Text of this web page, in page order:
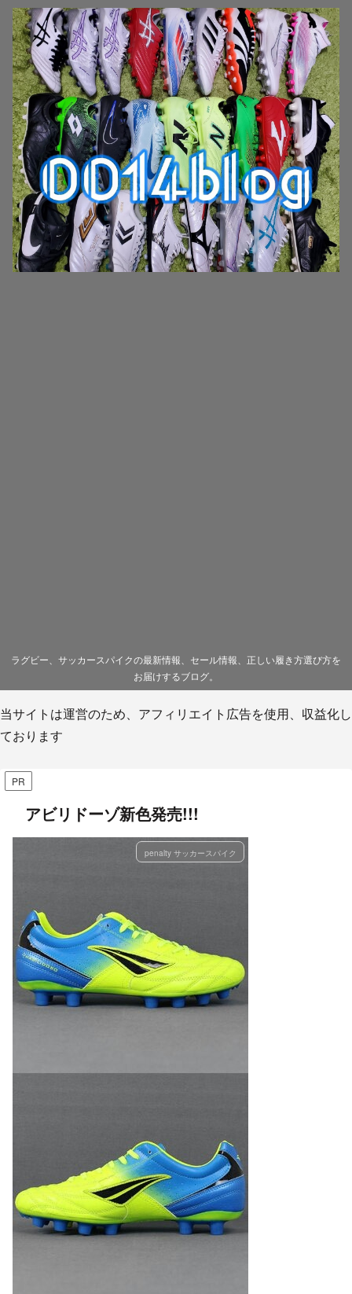
ラグビー、サッカースパイクの最新情報、セール情報、正しい履き方選び方を
お届けするブログ。
当サイトは運営のため、アフィリエイト広告を使用、収益化し
ております
PR
アビリドーゾ新色発売!!!
penalty サッカースパイク